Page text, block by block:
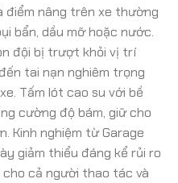
điểm nâng trên xe thường
bẩn, dầu mỡ hoặc nước.
đội bị trượt khỏi vị trí
tai nạn nghiêm trọng
Tấm lót cao su với bề
cường độ bám, giữ cho
Kinh nghiệm từ Garage
giảm thiểu đáng kể rủi ro
cả người thao tác và